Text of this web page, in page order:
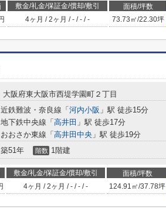
敷金/礼金/保証金/償却/敷引 面積/坪数
4ヶ月 /2ヶ月 /- /- /- 73.73㎡/22.30坪
大阪府東大阪市西堤学園町２丁目
近鉄難波・奈良線「 河内小阪 」駅 徒歩15分
地下鉄中央線「 高井田 」駅 徒歩17分
おおさか東線「 高井田中央 」駅 徒歩19分
築51年 階数 1階建
敷金/礼金/保証金/償却/敷引 面積/坪数
4ヶ月 /2ヶ月 /- /- /- 124.91㎡/37.78坪